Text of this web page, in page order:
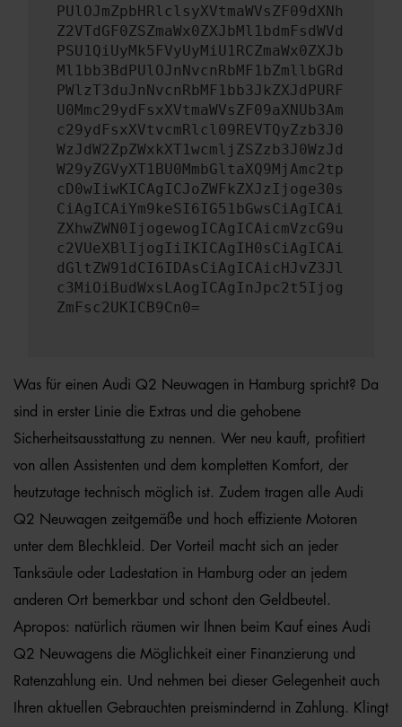
PUlOJmZpbHRlclsyXVtmaWVsZF09dXNh
Z2VTdGF0ZSZmaWx0ZXJbMl1bdmFsdWVd
PSU1QiUyMk5FVyUyMiU1RCZmaWx0ZXJb
Ml1bb3BdPUlOJnNvcnRbMF1bZmllbGRd
PWlzT3duJnNvcnRbMF1bb3JkZXJdPURF
U0Mmc29ydFsxXVtmaWVsZF09aXNUb3Am
c29ydFsxXVtvcmRlcl09REVTQyZzb3J0
WzJdW2ZpZWxkXT1wcmljZSZzb3J0WzJd
W29yZGVyXT1BU0MmbGltaXQ9MjAmc2tp
cD0wIiwKICAgICJoZWFkZXJzIjoge30s
CiAgICAiYm9keSI6IG51bGwsCiAgICAi
ZXhwZWN0IjogewogICAgICAicmVzcG9u
c2VUeXBlIjogIiIKICAgIH0sCiAgICAi
dGltZW91dCI6IDAsCiAgICAicHJvZ3Jl
c3MiOiBudWxsLAogICAgInJpc2t5Ijog
ZmFsc2UKICB9Cn0=
Was für einen Audi Q2 Neuwagen in Hamburg spricht? Da
sind in erster Linie die Extras und die gehobene
Sicherheitsausstattung zu nennen. Wer neu kauft, profitiert
von allen Assistenten und dem kompletten Komfort, der
heutzutage technisch möglich ist. Zudem tragen alle Audi
Q2 Neuwagen zeitgemäße und hoch effiziente Motoren
unter dem Blechkleid. Der Vorteil macht sich an jeder
Tanksäule oder Ladestation in Hamburg oder an jedem
anderen Ort bemerkbar und schont den Geldbeutel.
Apropos: natürlich räumen wir Ihnen beim Kauf eines Audi
Q2 Neuwagens die Möglichkeit einer Finanzierung und
Ratenzahlung ein. Und nehmen bei dieser Gelegenheit auch
Ihren aktuellen Gebrauchten preismindernd in Zahlung. Klingt